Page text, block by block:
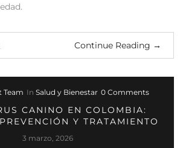
Continue Reading →
Team In Salud y Bienestar 0 Comments
CANINO EN COLOMBIA:
Y TRATAMIENTO
3 marzo, 2026